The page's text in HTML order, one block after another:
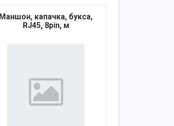
Маншон, капачка, букса,
RJ45, 8pin, м